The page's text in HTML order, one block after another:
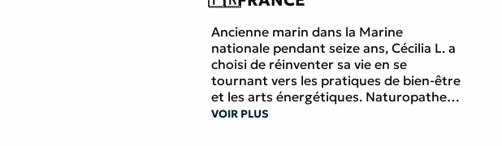
Ancienne marin dans la Marine
nationale pendant seize ans, Cécilia L. a
choisi de réinventer sa vie en se
tournant vers les pratiques de bien-être
et les arts énergétiques. Naturopathe
formée au CNR André Lafon, elle s’est
VOIR PLUS